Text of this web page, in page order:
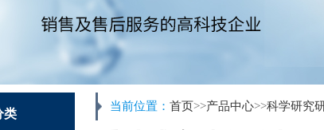
类
当前位置： 首页>>产品中心>>科学研究